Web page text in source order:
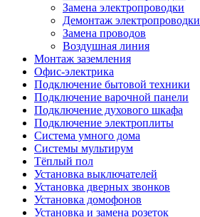
Замена электропроводки
Демонтаж электропроводки
Замена проводов
Воздушная линия
Монтаж заземления
Офис-электрика
Подключение бытовой техники
Подключение варочной панели
Подключение духового шкафа
Подключение электроплиты
Система умного дома
Системы мультирум
Тёплый пол
Установка выключателей
Установка дверных звонков
Установка домофонов
Установка и замена розеток